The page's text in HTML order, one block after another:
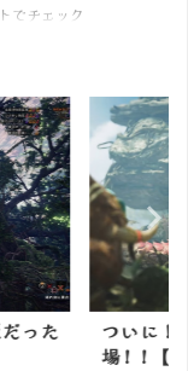
でチェック
った
ついに！
場！！【